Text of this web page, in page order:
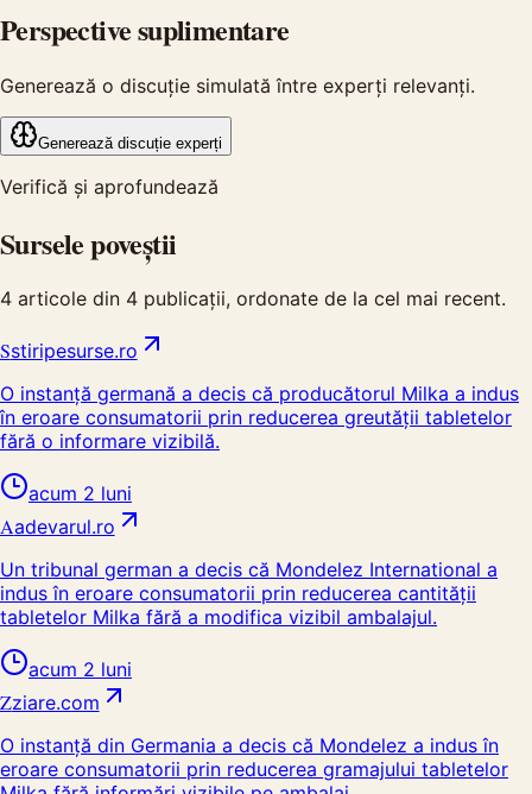
Perspective suplimentare
Generează o discuție simulată între experți relevanți.
Generează discuție experți
Verifică și aprofundează
Sursele poveștii
4 articole din 4 publicații, ordonate de la cel mai recent.
Sstiripesurse.ro
O instanță germană a decis că producătorul Milka a indus
în eroare consumatorii prin reducerea greutății tabletelor
fără o informare vizibilă.
acum 2 luni
Aadevarul.ro
Un tribunal german a decis că Mondelez International a
indus în eroare consumatorii prin reducerea cantității
tabletelor Milka fără a modifica vizibil ambalajul.
acum 2 luni
Zziare.com
O instanță din Germania a decis că Mondelez a indus în
eroare consumatorii prin reducerea gramajului tabletelor